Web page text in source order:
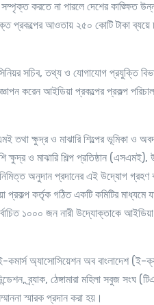
সম্পৃক্ত করতে না পারলে দেশের
প্রকল্পের আওতায় ২৫০ কোটি টাকা ব্যয়ে
সচিব, তথ্য ও যোগাযোগ প্রযুক্তি
করেন আইডিয়া প্রকল্পের প্রকল্প
তথা ক্ষুদ্র ও মাঝারি শিল্পের ভূমিকা ও
ক্ষুদ্র ও মাঝারি শিল্প প্রতিষ্ঠান (এসএমই),
অনুদান প্রদানের এই উদ্যোগ
কর্তৃক গঠিত একটি কমিটির মাধ্যমে
১০০০ জন নারী উদ্যোক্তাকে আইডিয়া
অ্যাসোসিয়েশন অব বাংলাদেশ (ই-
ব্র্যাক, ঠেঙ্গামারা মহিলা সবুজ
স্মারক প্রদান করা হয়।